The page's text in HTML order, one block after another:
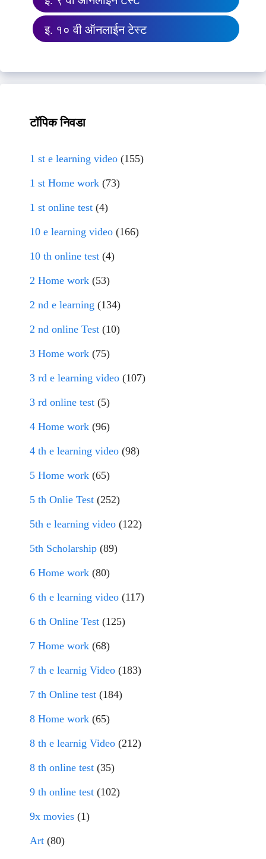
इ. १० वी ऑनलाईन टेस्ट
टॉपिक निवडा
1 st e learning video (155)
1 st Home work (73)
1 st online test (4)
10 e learning video (166)
10 th online test (4)
2 Home work (53)
2 nd e learning (134)
2 nd online Test (10)
3 Home work (75)
3 rd e learning video (107)
3 rd online test (5)
4 Home work (96)
4 th e learning video (98)
5 Home work (65)
5 th Onlie Test (252)
5th e learning video (122)
5th Scholarship (89)
6 Home work (80)
6 th e learning video (117)
6 th Online Test (125)
7 Home work (68)
7 th e learnig Video (183)
7 th Online test (184)
8 Home work (65)
8 th e learnig Video (212)
8 th online test (35)
9 th online test (102)
9x movies (1)
Art (80)